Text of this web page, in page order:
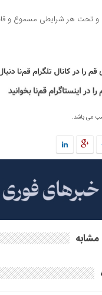
و تحت هر شرایطی مسموع و
می باشد.